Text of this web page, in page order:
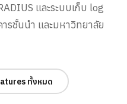
และระบบเก็บ log
รชั้นนำ และมหาวิทยาลัย
ทั้งหมด